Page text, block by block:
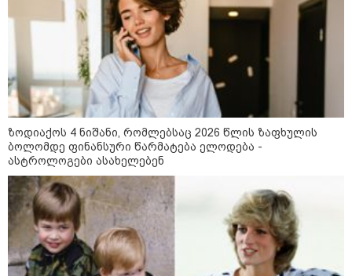
რატომ ჩაბნელდა საქართველო
მესამედ: საბოტაჟი, ტექნიკური
ხარვეზი თუ
არაპროფესიონალიზმი?! -
სანდრო თვალჭრელიძის ანალიზი
ჩაკეტილი „პოლიტიკური
სამკუთხედი“ - კულუარული
თამაშები, რომლებიც დიდი
სისხლის ფასად ჯდება
„ოქტომბრისთვის საქართველოს
ზოდიაქოს 4 ნიშანი, რომლებსაც 2026 წლის ზაფხულის
ბოლომდე ფინანსური წარმატება ელოდება -
ასტროლოგები ასახელებენ